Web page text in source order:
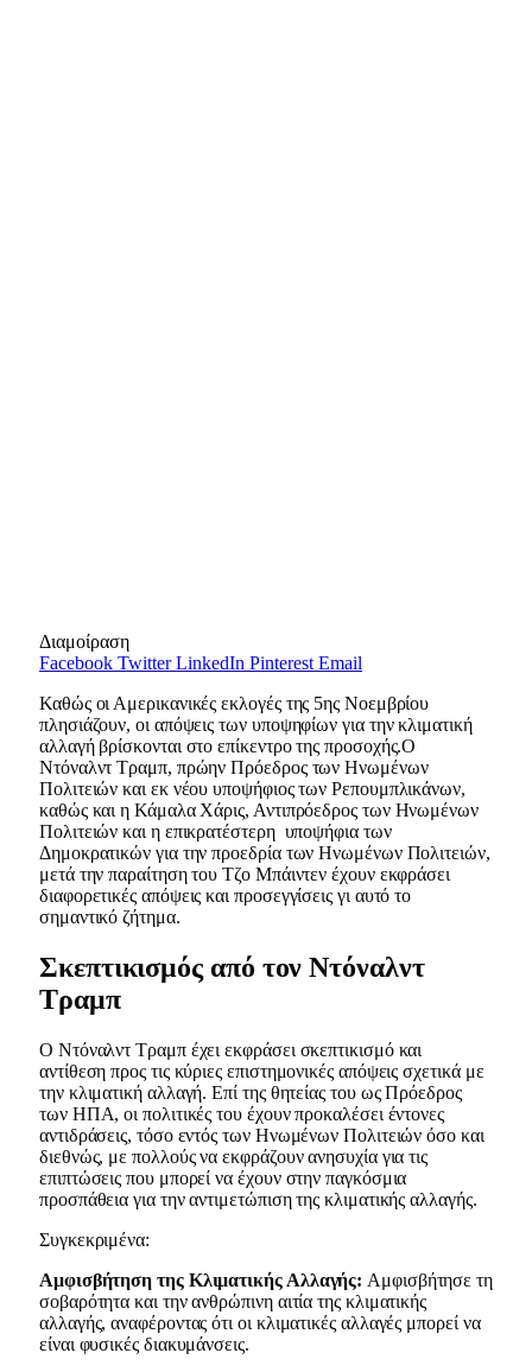
Διαμοίραση
Facebook Twitter LinkedIn Pinterest Email
Καθώς οι Αμερικανικές εκλογές της 5ης Νοεμβρίου
πλησιάζουν, οι απόψεις των υποψηφίων για την κλιματική
αλλαγή βρίσκονται στο επίκεντρο της προσοχής.Ο
Ντόναλντ Τραμπ, πρώην Πρόεδρος των Ηνωμένων
Πολιτειών και εκ νέου υποψήφιος των Ρεπουμπλικάνων,
καθώς και η Κάμαλα Χάρις, Αντιπρόεδρος των Ηνωμένων
Πολιτειών και η επικρατέστερη υποψήφια των
Δημοκρατικών για την προεδρία των Ηνωμένων Πολιτειών,
μετά την παραίτηση του Τζο Μπάιντεν έχουν εκφράσει
διαφορετικές απόψεις και προσεγγίσεις γι αυτό το
σημαντικό ζήτημα.
Σκεπτικισμός από τον Ντόναλντ
Τραμπ
Ο Ντόναλντ Τραμπ έχει εκφράσει σκεπτικισμό και
αντίθεση προς τις κύριες επιστημονικές απόψεις σχετικά με
την κλιματική αλλαγή. Επί της θητείας του ως Πρόεδρος
των ΗΠΑ, οι πολιτικές του έχουν προκαλέσει έντονες
αντιδράσεις, τόσο εντός των Ηνωμένων Πολιτειών όσο και
διεθνώς, με πολλούς να εκφράζουν ανησυχία για τις
επιπτώσεις που μπορεί να έχουν στην παγκόσμια
προσπάθεια για την αντιμετώπιση της κλιματικής αλλαγής.
Συγκεκριμένα:
Αμφισβήτηση της Κλιματικής Αλλαγής: Αμφισβήτησε τη
σοβαρότητα και την ανθρώπινη αιτία της κλιματικής
αλλαγής, αναφέροντας ότι οι κλιματικές αλλαγές μπορεί να
είναι φυσικές διακυμάνσεις.